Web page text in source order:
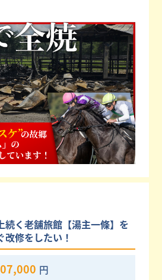
続く老舗旅館【湯主一條】を
修をしたい！
円